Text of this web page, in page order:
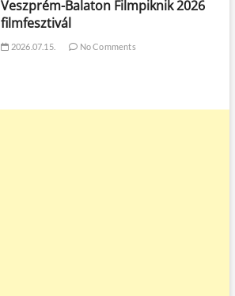
Veszprém-Balaton Filmpiknik 2026
filmfesztivál
2026.07.15. No Comments